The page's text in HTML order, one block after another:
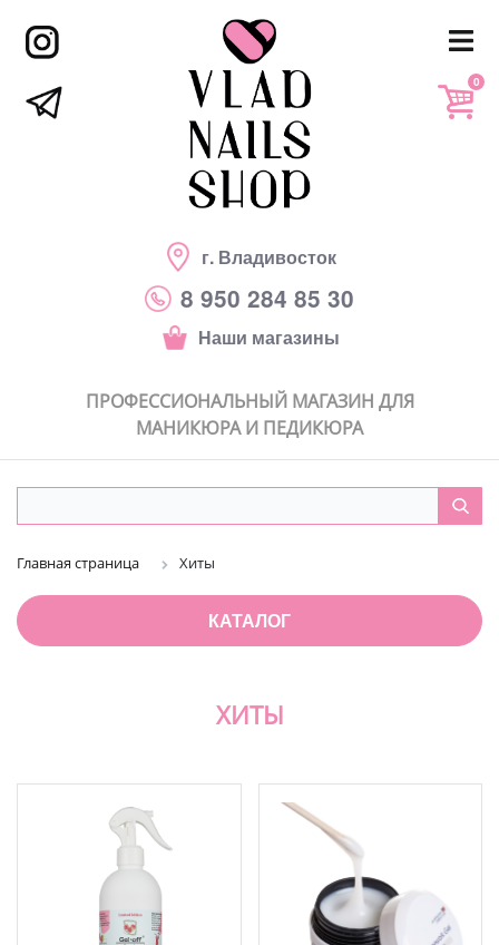
г. Владивосток
8 950 284 85 30
Наши магазины
0
ПРОФЕССИОНАЛЬНЫЙ МАГАЗИН ДЛЯ
МАНИКЮРА И ПЕДИКЮРА
Главная страница Хиты
КАТАЛОГ
ХИТЫ